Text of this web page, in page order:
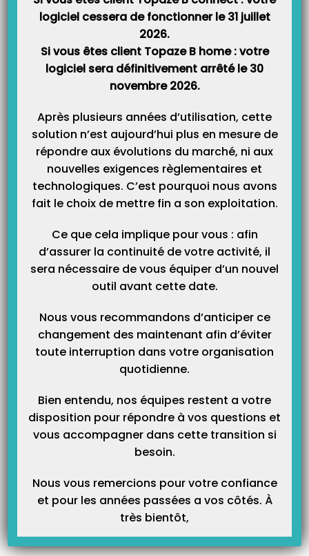
Article Précédent Prochain Article
Articles Liés
logiciel cessera de fonctionner le 31 juillet
2026.
Si vous êtes client Topaze B home : votre
logiciel sera définitivement arrêté le 30
novembre 2026.
Après plusieurs années d’utilisation, cette
solution n’est aujourd’hui plus en mesure de
répondre aux évolutions du marché, ni aux
nouvelles exigences règlementaires et
technologiques. C’est pourquoi nous avons
fait le choix de mettre fin a son exploitation.
Ce que cela implique pour vous : afin
d’assurer la continuité de votre activité, il
sera nécessaire de vous équiper d’un nouvel
outil avant cette date.
Nous vous recommandons d’anticiper ce
changement des maintenant afin d’éviter
toute interruption dans votre organisation
quotidienne.
Bien entendu, nos équipes restent a votre
disposition pour répondre à vos questions et
vous accompagner dans cette transition si
besoin.
Nous vous remercions pour votre confiance
et pour les années passées a vos côtés. À
très bientôt,